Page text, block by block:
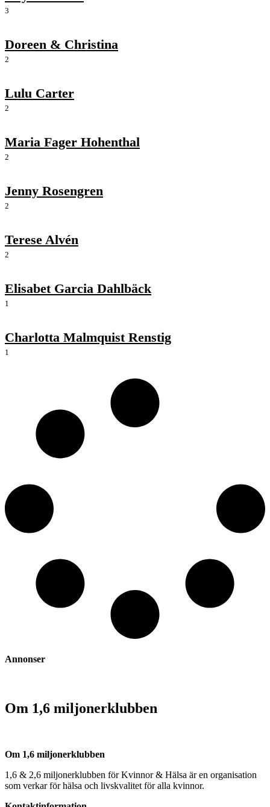
3
Doreen & Christina
2
Lulu Carter
2
Maria Fager Hohenthal
2
Jenny Rosengren
2
Terese Alvén
2
Elisabet Garcia Dahlbäck
1
Charlotta Malmquist Renstig
1
Annonser
Om 1,6 miljonerklubben
Om 1,6 miljonerklubben
1,6 & 2,6 miljonerklubben för Kvinnor & Hälsa är en organisation
som verkar för hälsa och livskvalitet för alla kvinnor.